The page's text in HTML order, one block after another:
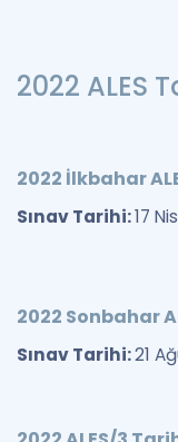
2022 ALES
2022 İlkbahar
Sınav Tarihi:17
2022 Sonbahar
Sınav Tarihi:21